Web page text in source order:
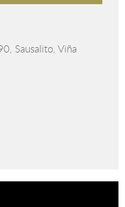
Sausalito, Viña